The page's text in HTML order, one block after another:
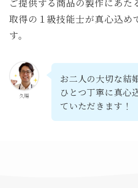
ご提供する商品の製作にあた
取得の１級技能士が真心込め
す。
久場
お二人の大切な結
ひとつ丁寧に真心
ていただきます！